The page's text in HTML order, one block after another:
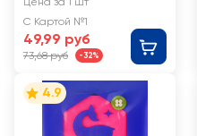
C519
С Картой №1
49,99 руб
73,68 руб -32%
4.9